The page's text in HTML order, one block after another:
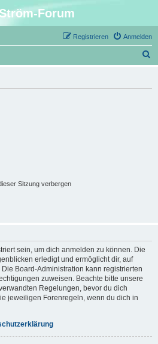
Forum
Anmelden
Registrieren
Sitzung verbergen
sein, um dich anmelden zu können. Die
erledigt und ermöglicht dir, auf
Board-Administration kann registrierten
zuweisen. Beachte bitte unsere
Regelungen, bevor du dich
jeweiligen Forenregeln, wenn du dich in